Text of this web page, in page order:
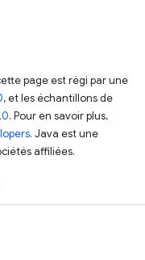
page est régi par une
, et les échantillons de
. Pour en savoir plus,
. Java est une
affiliées.